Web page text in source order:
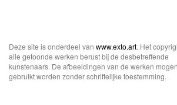
Deze site is onderdeel van www.exto.art. Het
alle getoonde werken berust bij de desbetreffende
kunstenaars. De afbeeldingen van de werken
gebruikt worden zonder schriftelijke toestemming.